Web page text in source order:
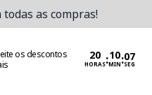
todas as compras!
os descontos
HORAS:MIN:SEG